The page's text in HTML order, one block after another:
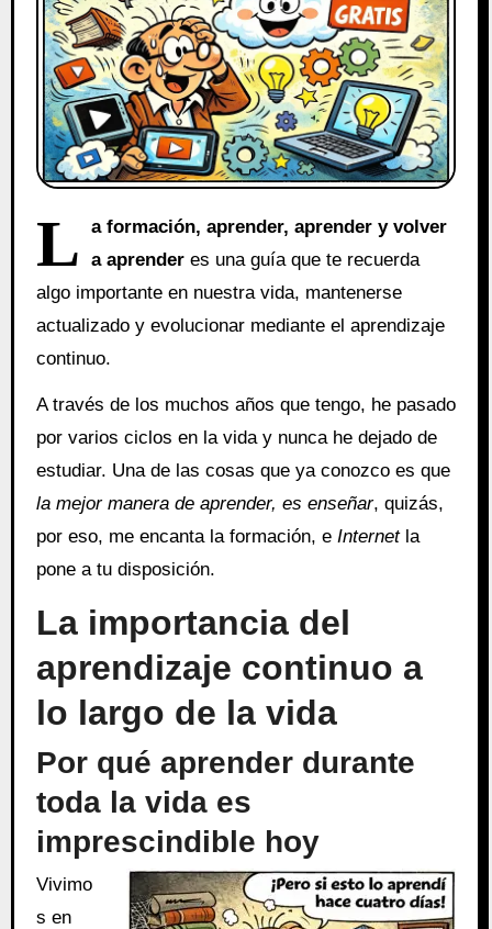
L
a formación, aprender, aprender y volver
a aprenderes una guía que te recuerda
algo importante en nuestra vida, mantenerse
actualizado y evolucionar mediante el aprendizaje
continuo.
A través de los muchos años que tengo, he pasado
por varios ciclos en la vida y nunca he dejado de
estudiar. Una de las cosas que ya conozco es que
la mejor manera de aprender, es enseñar, quizás,
por eso, me encanta la formación, e Internetla
pone a tu disposición.
La importancia del
aprendizaje continuo a
lo largo de la vida
Por qué aprender durante
toda la vida es
imprescindible hoy
Vivimo
s en